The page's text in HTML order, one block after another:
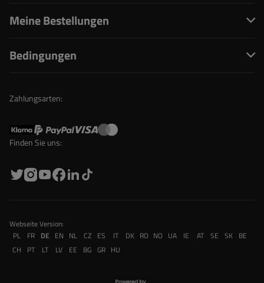
Meine Bestellungen
Bedingungen
Zahlungsarten:
Finden Sie uns:
Webseite Version:
PL
FR DE EN NL CZ ES IT DK RO NO UA IE AT SE SK BE
CH
PT LT LV EE BG GR HU